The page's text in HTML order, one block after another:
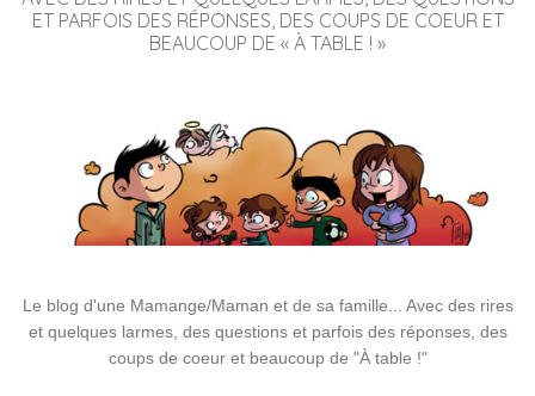
ET PARFOIS DES RÉPONSES, DES COUPS DE COEUR ET
BEAUCOUP DE « À TABLE ! »
Le blog d'une Mamange/Maman et de sa famille... Avec des rires
et quelques larmes, des questions et parfois des réponses, des
coups de coeur et beaucoup de "À table !"